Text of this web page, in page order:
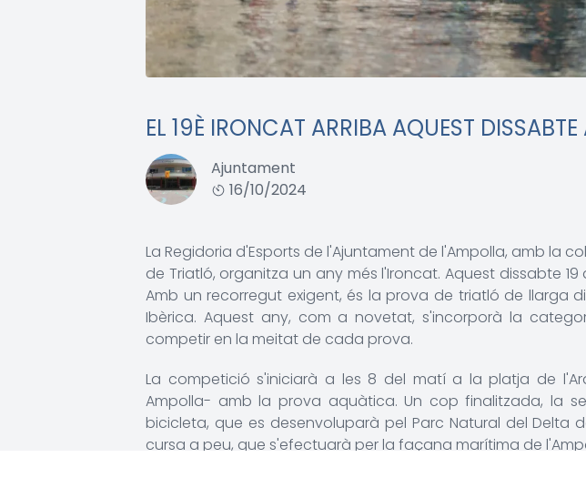
EL 19È IRONCAT ARRIBA AQUEST
Ajuntament
16/10/2024
La Regidoria d'Esports de l'Ajuntament de l'Ampolla, amb la
de Triatló, organitza un any més l'Ironcat. Aquest dissabte
Amb un recorregut exigent, és la prova de triatló de llarga
Ibèrica. Aquest any, com a novetat, s'incorporà la
competir en la meitat de cada prova.
La competició s'iniciarà a les 8 del matí a la platja de
Ampolla- amb la prova aquàtica. Un cop finalitzada, la
bicicleta, que es desenvoluparà pel Parc Natural del Delta
cursa a peu, que s'efectuarà per la façana marítima de